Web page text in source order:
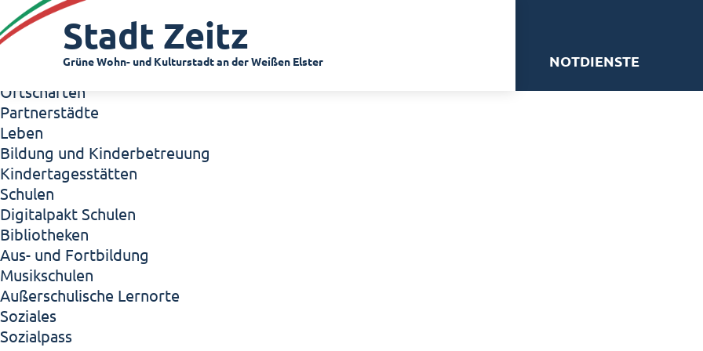
Zeitz - Die Kleinstadt
Willkommen in Zeitz!
Interview mit Oberbürgermeister Christian Thieme
Zeitz - Stadt der Zukunft
Ortschaften
Partnerstädte
Leben
Bildung und Kinderbetreuung
Kindertagesstätten
Schulen
Digitalpakt Schulen
Bibliotheken
Aus- und Fortbildung
Musikschulen
Außerschulische Lernorte
Soziales
Sozialpass
Stadt Zeitz
Grüne Wohn- und Kulturstadt an der Weißen Elster NOTDIENSTE